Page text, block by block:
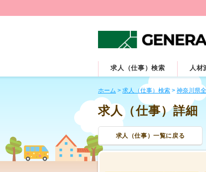
求人（仕事）検索 人材
ホーム > 求人（仕事）検索 > 神奈川県
求人（仕事）詳細
求人（仕事）一覧に戻る